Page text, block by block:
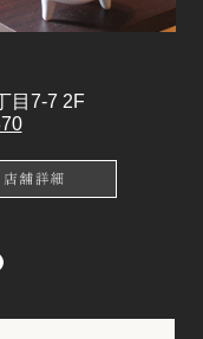
目7-7 2F